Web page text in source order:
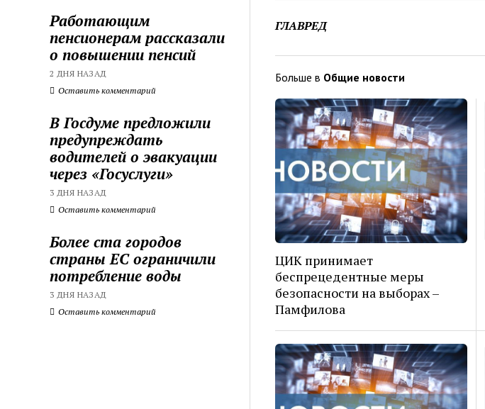
Работающим
пенсионерам рассказали
о повышении пенсий
2 ДНЯ НАЗАД
Оставить комментарий
В Госдуме предложили
предупреждать
водителей о эвакуации
через «Госуслуги»
3 ДНЯ НАЗАД
Оставить комментарий
Более ста городов
страны ЕС ограничили
потребление воды
3 ДНЯ НАЗАД
Оставить комментарий
ГЛАВРЕД
Больше в Общие новости
ЦИК принимает
беспрецедентные меры
безопасности на выборах –
Памфилова